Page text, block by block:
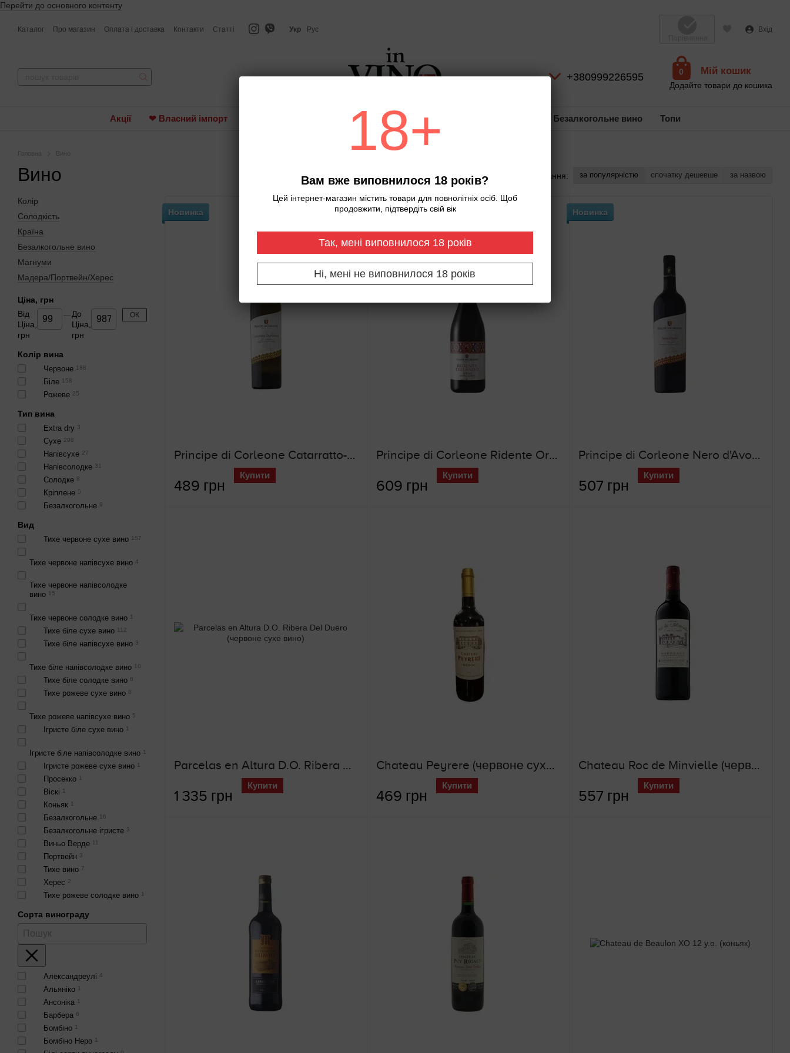
Перейти до основного контенту
Каталог Про магазин Оплата і доставка Контакти Статті Укр
Рус
Вхід
+380999226595 0 Мій кошик
Додайте товари до кошика
Акції ❤ Власний імпорт Ігристе вино та шампанське Віскі Безалкогольне вино Топи
Головна Вино
Вино Сортування: за популярністю спочатку дешевше за назвою
Новинка
Principe di Corleone Catarratto-Chardonnay (біле сухе вино)
489 грн
Купити
Principe di Corleone Ridente Orlando Syrah Monreale (червоне сухе вино)
609 грн
Купити
Новинка
Principe di Corleone Nero d'Avola DOP Monreale (червоне сухе вино)
507 грн
Купити
Parcelas en Altura D.O. Ribera Del Duero (червоне сухе вино)
1 335 грн
Купити
Chateau Peyrere (червоне сухе вино)
469 грн
Купити
Chateau Roc de Minvielle (червоне сухе вино)
557 грн
Купити
Колір
Солодкість
Країна
Безалкогольне вино
Магнуми
Мадера/Портвейн/Херес
Ціна, грн
Від
Ціна,
грн
До
Ціна,
грн
ОК
Колір вина
Червоне 188
Біле 158
Рожеве 25
Тип вина
Extra dry 3
Сухе 298
Напівсухе 27
Напівсолодке 31
Солодке 8
Кріплене 5
Безалкогольне 9
Вид
Тихе червоне сухе вино 157
Тихе червоне напівсухе вино 4
Тихе червоне напівсолодке
вино 15
Тихе червоне солодке вино 1
Тихе біле сухе вино 112
Тихе біле напівсухе вино 3
Тихе біле напівсолодке вино 10
Тихе біле солодке вино 6
Тихе рожеве сухе вино 8
Тихе рожеве напівсухе вино 5
Ігристе біле сухе вино 1
Ігристе біле напівсолодке вино 1
Ігристе рожеве сухе вино 1
Просекко 1
Віскі 1
Коньяк 1
Безалкогольне 16
Безалкогольне ігристе 3
Виньо Верде 11
Портвейн 3
Тихе вино 7
Херес 2
Тихе рожеве солодке вино 1
Сорта винограду
Александреулі 4
Альяніко 1
Ансоніка 1
Барбера 6
Бомбіно 1
Бомбіно Неро 1
18+
Вам вже виповнилося 18 років?
Цей інтернет-магазин містить товари для повнолітніх осіб. Щоб
продовжити, підтвердіть свій вік
Так, мені виповнилося 18 років
Ні, мені не виповнилося 18 років